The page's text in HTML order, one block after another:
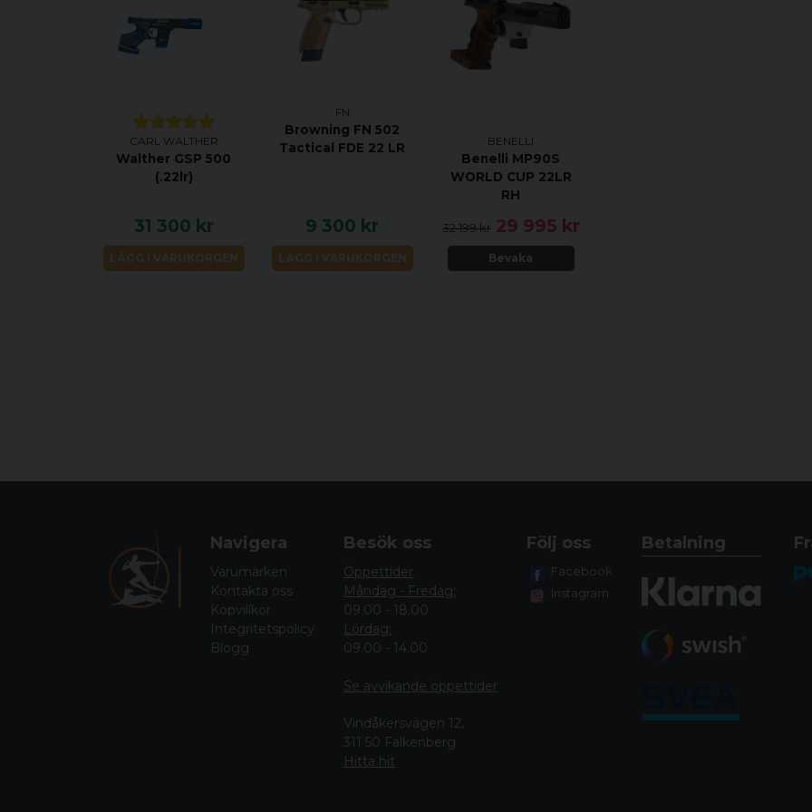
CARL WALTHER
Walther GSP 500
(.22lr)
31 300 kr
LÄGG I VARUKORGEN
FN
Browning FN 502
Tactical FDE 22 LR
9 300 kr
LÄGG I VARUKORGEN
BENELLI
Benelli MP90S
WORLD CUP 22LR
RH
32 199 kr 29 995 kr
Bevaka
Navigera
Varumärken
Kontakta oss
Köpvillkor
Integritetspolicy
Blogg
Besök oss
Öppettider
Måndag - Fredag:
09.00 - 18.00
Lördag:
09.00 - 14.00
Se avvikande öppettider
Vindåkersvägen 12,
311 50 Falkenberg
Hitta hit
Följ oss
Facebook
Instagram
Betalning